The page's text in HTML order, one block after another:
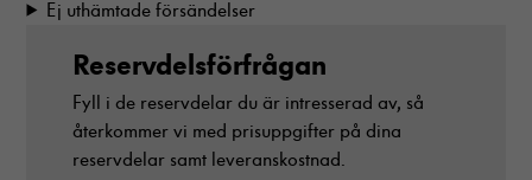
Ej uthämtade försändelser
Reservdelsförfrågan
Fyll i de reservdelar du är intresserad av, så
återkommer vi med prisuppgifter på dina
reservdelar samt leveranskostnad.